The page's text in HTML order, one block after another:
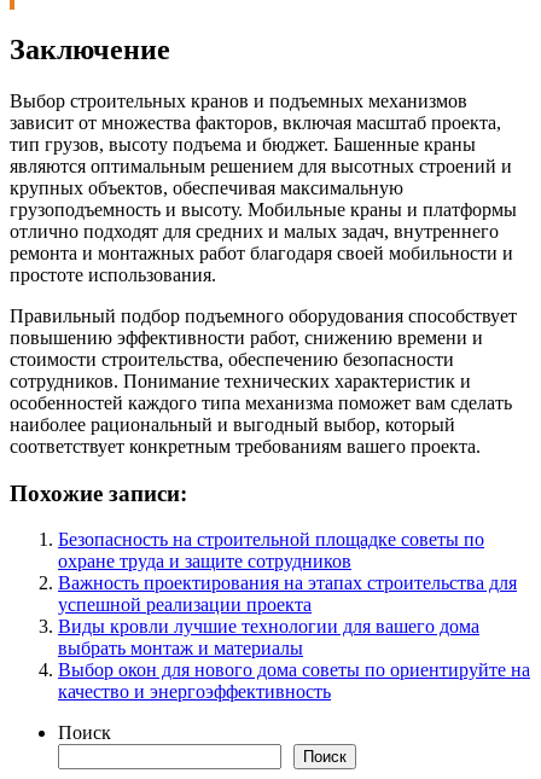
Заключение
Выбор строительных кранов и подъемных механизмов
зависит от множества факторов, включая масштаб проекта,
тип грузов, высоту подъема и бюджет. Башенные краны
являются оптимальным решением для высотных строений и
крупных объектов, обеспечивая максимальную
грузоподъемность и высоту. Мобильные краны и платформы
отлично подходят для средних и малых задач, внутреннего
ремонта и монтажных работ благодаря своей мобильности и
простоте использования.
Правильный подбор подъемного оборудования способствует
повышению эффективности работ, снижению времени и
стоимости строительства, обеспечению безопасности
сотрудников. Понимание технических характеристик и
особенностей каждого типа механизма поможет вам сделать
наиболее рациональный и выгодный выбор, который
соответствует конкретным требованиям вашего проекта.
Похожие записи:
Безопасность на строительной площадке советы по
охране труда и защите сотрудников
Важность проектирования на этапах строительства для
успешной реализации проекта
Виды кровли лучшие технологии для вашего дома
выбрать монтаж и материалы
Выбор окон для нового дома советы по ориентируйте на
качество и энергоэффективность
Поиск
Поиск